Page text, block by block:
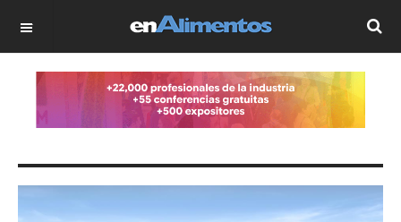
OFF CANVAS